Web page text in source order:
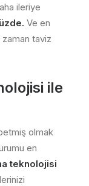
ileriye
Ve en
taviz
ile
olmak
en
teknolojisi